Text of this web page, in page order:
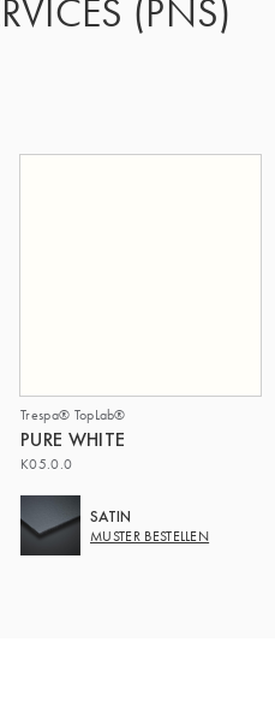
(PNS)
Trespa® TopLab®
PURE WHITE
K05.0.0
SATIN
MUSTER BESTELLEN